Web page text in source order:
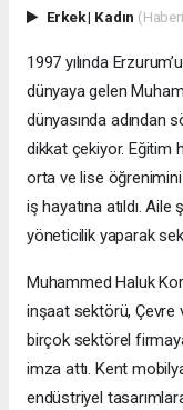
Erkek| Kadın
1997 yılında
dünyaya gelen
dünyasında adından
dikkat çekiyor. Eğitim
orta ve lise
iş hayatına atıldı.
yöneticilik yaparak
Muhammed Haluk
inşaat sektörü, Çevre
birçok sektörel
imza attı. Kent
endüstriyel